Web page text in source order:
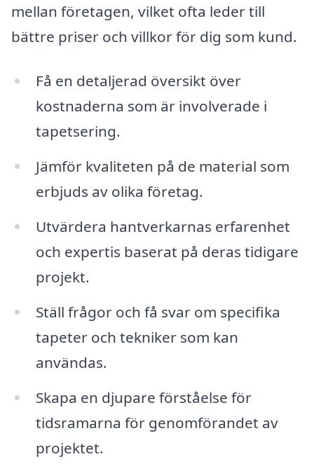
mellan företagen, vilket ofta leder till
bättre priser och villkor för dig som kund.
Få en detaljerad översikt över
kostnaderna som är involverade i
tapetsering.
Jämför kvaliteten på de material som
erbjuds av olika företag.
Utvärdera hantverkarnas erfarenhet
och expertis baserat på deras tidigare
projekt.
Ställ frågor och få svar om specifika
tapeter och tekniker som kan
användas.
Skapa en djupare förståelse för
tidsramarna för genomförandet av
projektet.